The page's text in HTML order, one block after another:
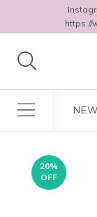
https://
20%
OFF